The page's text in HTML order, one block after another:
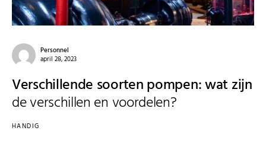
Personnel
april 28, 2023
Verschillende soorten pompen: wat zijn
de verschillen en voordelen?
HANDIG